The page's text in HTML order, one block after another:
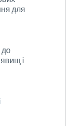
для
до
і